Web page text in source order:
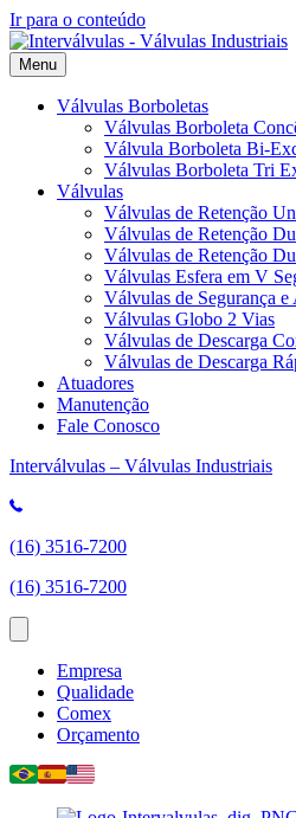
Ir para o conteúdo
Menu
Válvulas Borboletas
Válvulas Borboleta
Válvula Borboleta Bi-
Válvulas Borboleta Tri
Válvulas
Válvulas de Retenção
Válvulas de Retenção
Válvulas de Retenção
Válvulas Esfera em V
Válvulas de Segurança
Válvulas Globo 2 Vias
Válvulas de Descarga
Válvulas de Descarga
Atuadores
Manutenção
Fale Conosco
Interválvulas – Válvulas Industriais
(16) 3516-7200
(16) 3516-7200
Empresa
Qualidade
Comex
Orçamento